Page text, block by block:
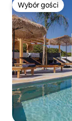
Wybór gości
Wybór gości